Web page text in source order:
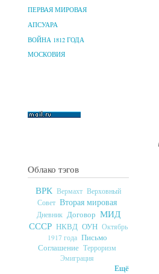
ПЕРВАЯ МИРОВАЯ
АПСУАРА
ВОЙНА 1812 ГОДА
МОСКОВИЯ
Облако тэгов
ВРК Вермахт Верховный
Совет Вторая мировая
Дневник Договор МИД
СССР НКВД ОУН Октябрь
1917 года Письмо
Соглашение Терроризм
Эмиграция
Ещё